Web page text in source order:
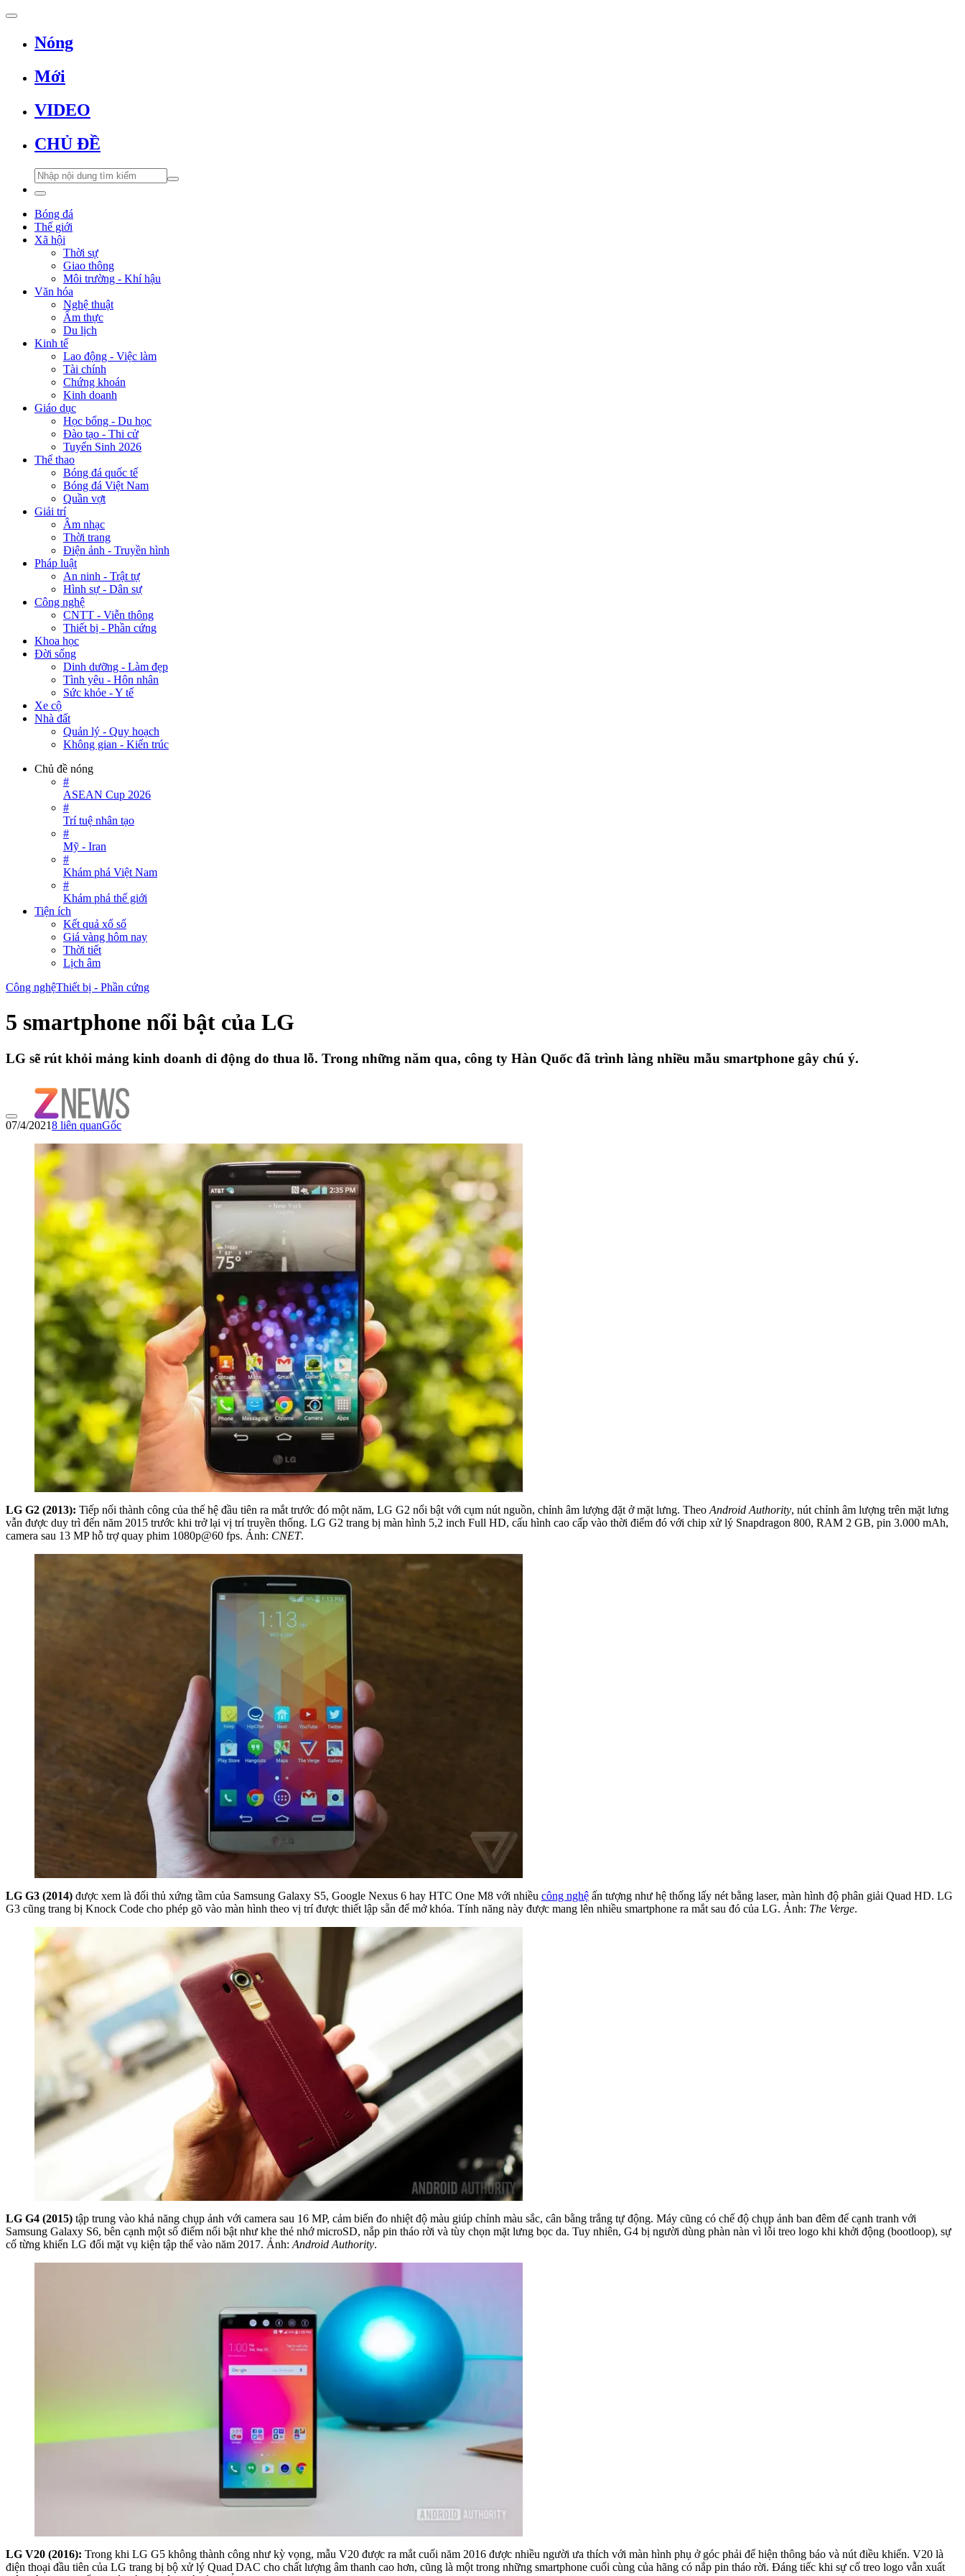
Nóng
Mới
VIDEO
CHỦ ĐỀ
Bóng đá
Thế giới
Xã hội
Thời sự
Giao thông
Môi trường - Khí hậu
Văn hóa
Nghệ thuật
Ẩm thực
Du lịch
Kinh tế
Lao động - Việc làm
Tài chính
Chứng khoán
Kinh doanh
Giáo dục
Học bổng - Du học
Đào tạo - Thi cử
Tuyển Sinh 2026
Thể thao
Bóng đá quốc tế
Bóng đá Việt Nam
Quần vợt
Giải trí
Âm nhạc
Thời trang
Điện ảnh - Truyền hình
Pháp luật
An ninh - Trật tự
Hình sự - Dân sự
Công nghệ
CNTT - Viễn thông
Thiết bị - Phần cứng
Khoa học
Đời sống
Dinh dưỡng - Làm đẹp
Tình yêu - Hôn nhân
Sức khỏe - Y tế
Xe cộ
Nhà đất
Quản lý - Quy hoạch
Không gian - Kiến trúc
Chủ đề nóng
#
ASEAN Cup 2026
#
Trí tuệ nhân tạo
#
Mỹ - Iran
#
Khám phá Việt Nam
#
Khám phá thế giới
Tiện ích
Kết quả xổ số
Giá vàng hôm nay
Thời tiết
Lịch âm
Công nghệThiết bị - Phần cứng
5 smartphone nổi bật của LG
LG sẽ rút khỏi mảng kinh doanh di động do thua lỗ. Trong những năm qua, công ty Hàn Quốc đã trình làng nhiều mẫu smartphone gây chú ý.
07/4/20218 liên quanGốc
LG G2 (2013): Tiếp nối thành công của thế hệ đầu tiên ra mắt trước đó một năm, LG G2 nổi bật với cụm nút nguồn, chỉnh âm lượng đặt ở mặt lưng. Theo Android Authority, nút chỉnh âm lượng trên mặt lưng
vẫn được duy trì đến năm 2015 trước khi trở lại vị trí truyền thống. LG G2 trang bị màn hình 5,2 inch Full HD, cấu hình cao cấp vào thời điểm đó với chip xử lý Snapdragon 800, RAM 2 GB, pin 3.000 mAh,
camera sau 13 MP hỗ trợ quay phim 1080p@60 fps. Ảnh: CNET.
LG G3 (2014) được xem là đối thủ xứng tầm của Samsung Galaxy S5, Google Nexus 6 hay HTC One M8 với nhiều công nghệ ấn tượng như hệ thống lấy nét bằng laser, màn hình độ phân giải Quad HD. LG
G3 cũng trang bị Knock Code cho phép gõ vào màn hình theo vị trí được thiết lập sẵn để mở khóa. Tính năng này được mang lên nhiều smartphone ra mắt sau đó của LG. Ảnh: The Verge.
LG G4 (2015) tập trung vào khả năng chụp ảnh với camera sau 16 MP, cảm biến đo nhiệt độ màu giúp chỉnh màu sắc, cân bằng trắng tự động. Máy cũng có chế độ chụp ảnh ban đêm để cạnh tranh với
Samsung Galaxy S6, bên cạnh một số điểm nổi bật như khe thẻ nhớ microSD, nắp pin tháo rời và tùy chọn mặt lưng bọc da. Tuy nhiên, G4 bị người dùng phàn nàn vì lỗi treo logo khi khởi động (bootloop), sự
cố từng khiến LG đối mặt vụ kiện tập thể vào năm 2017. Ảnh: Android Authority.
LG V20 (2016): Trong khi LG G5 không thành công như kỳ vọng, mẫu V20 được ra mắt cuối năm 2016 được nhiều người ưa thích với màn hình phụ ở góc phải để hiện thông báo và nút điều khiển. V20 là
điện thoại đầu tiên của LG trang bị bộ xử lý Quad DAC cho chất lượng âm thanh cao hơn, cũng là một trong những smartphone cuối cùng của hãng có nắp pin tháo rời. Đáng tiếc khi sự cố treo logo vẫn xuất